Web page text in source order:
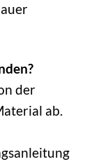
der
ab.